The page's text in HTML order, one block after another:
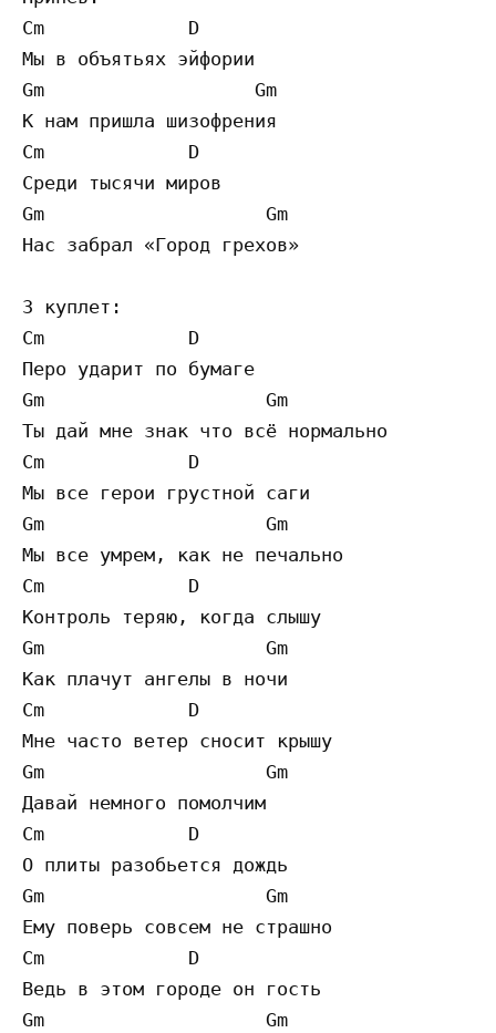
Cm             D
Мы в объятьях эйфории
Gm                   Gm
К нам пришла шизофрения
Cm             D
Среди тысячи миров
Gm                    Gm
Нас забрал «Город грехов»
3 куплет:
Cm             D
Перо ударит по бумаге
Gm                    Gm
Ты дай мне знак что всё нормально
Cm             D
Мы все герои грустной саги
Gm                    Gm
Мы все умрем, как не печально
Cm             D
Контроль теряю, когда слышу
Gm                    Gm
Как плачут ангелы в ночи
Cm             D
Мне часто ветер сносит крышу
Gm                    Gm
Давай немного помолчим
Cm             D
О плиты разобьется дождь
Gm                    Gm
Ему поверь совсем не страшно
Cm             D
Ведь в этом городе он гость
Gm                    Gm